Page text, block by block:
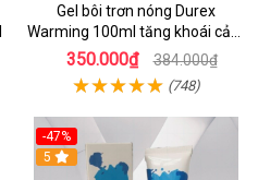
Gel bôi trơn nóng Durex
Warming 100ml tăng khoái cảm
kích thích
350.000₫ 384.000₫
(748)
-47%
5